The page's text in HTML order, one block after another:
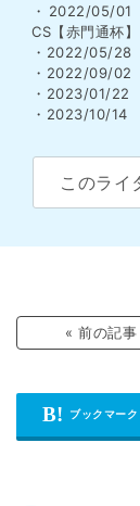
・2022/05/
CS【赤門通杯
・2022/05/28
・2022/09/02
・2023/01/22
・2023/10/14
このライ
« 前の記事